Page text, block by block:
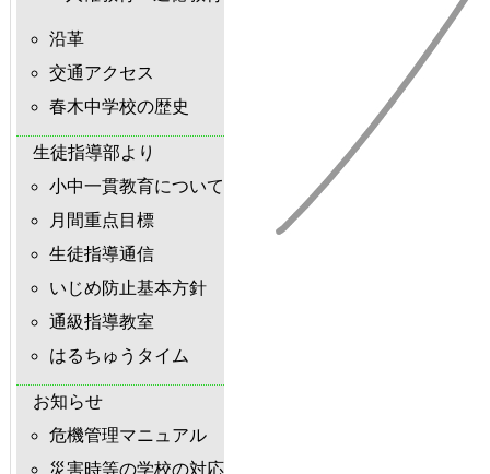
沿革
交通アクセス
春木中学校の歴史
生徒指導部より
小中一貫教育について
月間重点目標
生徒指導通信
いじめ防止基本方針
通級指導教室
はるちゅうタイム
お知らせ
危機管理マニュアル
災害時等の学校の対応